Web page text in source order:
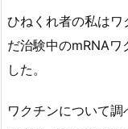
ひねくれ者の私はワ
だ治験中のmRNAワ
した。
ワクチンについて